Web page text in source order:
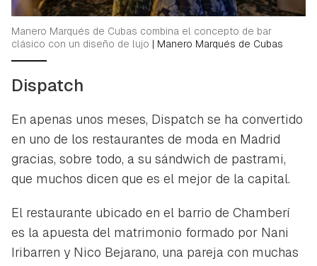
Manero Marqués de Cubas combina el concepto de bar
clásico con un diseño de lujo | Manero Marqués de Cubas
Dispatch
En apenas unos meses, Dispatch se ha convertido
en uno de los restaurantes de moda en Madrid
gracias, sobre todo, a su sándwich de pastrami,
que muchos dicen que es el mejor de la capital.
El restaurante ubicado en el barrio de Chamberí
es la apuesta del matrimonio formado por Nani
Iribarren y Nico Bejarano, una pareja con muchas